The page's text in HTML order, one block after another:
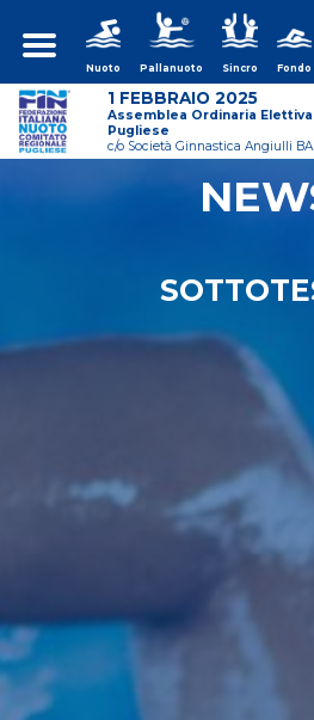
Nuoto Pallanuoto Sincro Fondo
1 FEBBRAIO 2025
Assemblea Ordinaria
Pugliese
c/o Società Ginnastica Angiulli